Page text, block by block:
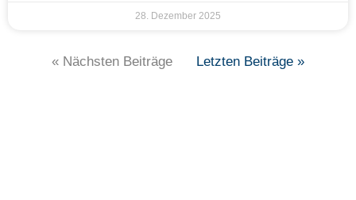
28. Dezember 2025
« Nächsten Beiträge Letzten Beiträge »